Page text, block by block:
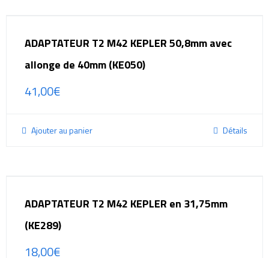
ADAPTATEUR T2 M42 KEPLER 50,8mm avec
allonge de 40mm (KE050)
41,00€
Ajouter au panier Détails
ADAPTATEUR T2 M42 KEPLER en 31,75mm
(KE289)
18,00€